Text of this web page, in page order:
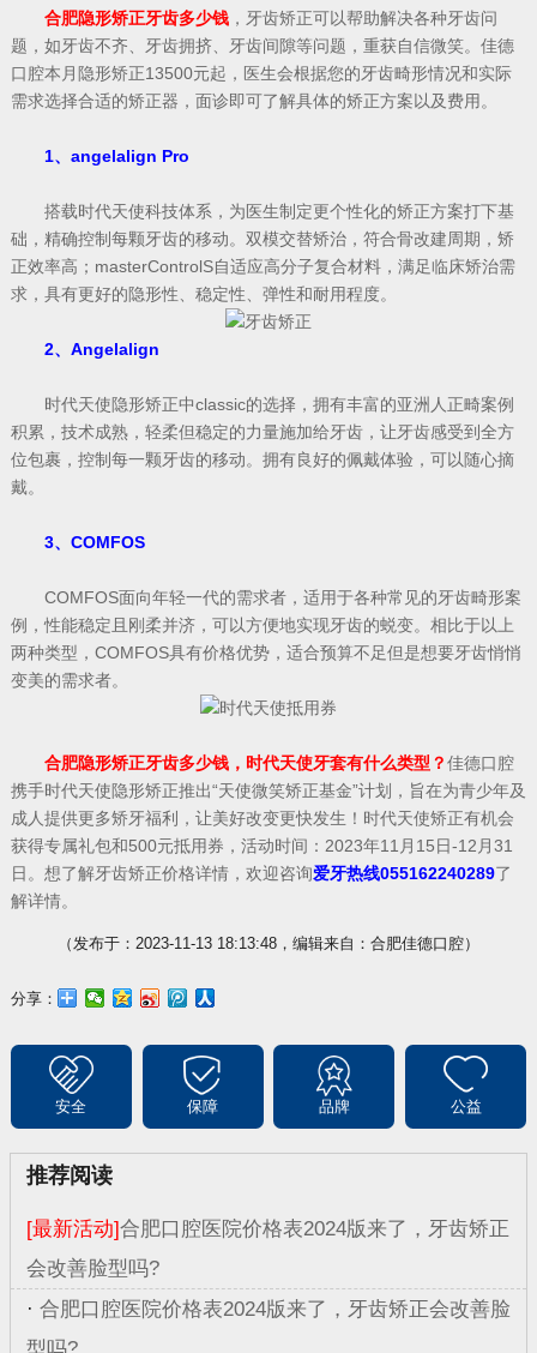
合肥隐形矫正牙齿多少钱，牙齿矫正可以帮助解决各种牙齿问
题，如牙齿不齐、牙齿拥挤、牙齿间隙等问题，重获自信微笑。佳德
口腔本月隐形矫正13500元起，医生会根据您的牙齿畸形情况和实际
需求选择合适的矫正器，面诊即可了解具体的矫正方案以及费用。
1、angelalign Pro
搭载时代天使科技体系，为医生制定更个性化的矫正方案打下基
础，精确控制每颗牙齿的移动。双模交替矫治，符合骨改建周期，矫
正效率高；masterControlS自适应高分子复合材料，满足临床矫治需
求，具有更好的隐形性、稳定性、弹性和耐用程度。
2、Angelalign
时代天使隐形矫正中classic的选择，拥有丰富的亚洲人正畸案例
积累，技术成熟，轻柔但稳定的力量施加给牙齿，让牙齿感受到全方
位包裹，控制每一颗牙齿的移动。拥有良好的佩戴体验，可以随心摘
戴。
3、COMFOS
COMFOS面向年轻一代的需求者，适用于各种常见的牙齿畸形案
例，性能稳定且刚柔并济，可以方便地实现牙齿的蜕变。相比于以上
两种类型，COMFOS具有价格优势，适合预算不足但是想要牙齿悄悄
变美的需求者。
合肥隐形矫正牙齿多少钱，时代天使牙套有什么类型？佳德口腔
携手时代天使隐形矫正推出“天使微笑矫正基金”计划，旨在为青少年及
成人提供更多矫牙福利，让美好改变更快发生！时代天使矫正有机会
获得专属礼包和500元抵用券，活动时间：2023年11月15日-12月31
日。想了解牙齿矫正价格详情，欢迎咨询爱牙热线055162240289了
解详情。
（发布于：2023-11-13 18:13:48，编辑来自：合肥佳德口腔）
分享：
安全 保障 品牌 公益
推荐阅读
[最新活动]合肥口腔医院价格表2024版来了，牙齿矫正
会改善脸型吗?
· 合肥口腔医院价格表2024版来了，牙齿矫正会改善脸
型吗?